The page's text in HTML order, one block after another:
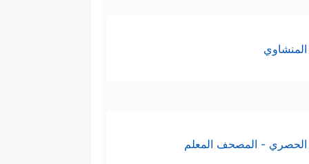
الحصري - المصحف المعلم